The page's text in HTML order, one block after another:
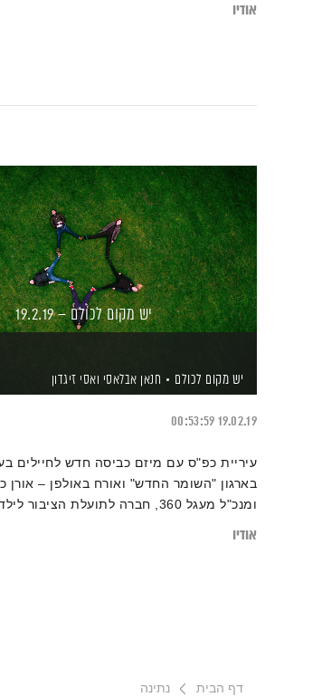
אודיו
יש מקום לכולם – 19.2.19
יש מקום לכולם חנאן אבלאסי ואסי זיגדון
19.02.19
00:53:59
עיריית כפ"ס עם מיזם כביסה חדש לחיילים
בארגון "השומר החדש" ואורח באולפן – אורן
ומנכ"ל מעגל 360, חברה לתועלת
אודיו
דף הבית נתינה